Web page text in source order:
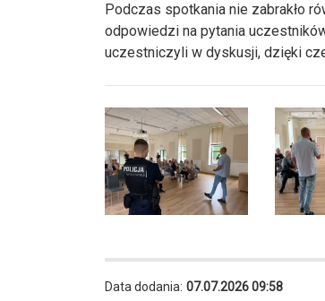
Podczas spotkania nie zabrakło
odpowiedzi na pytania
uczestniczyli w dyskusji, dzięki
Data dodania: 07.07.2026 09:58